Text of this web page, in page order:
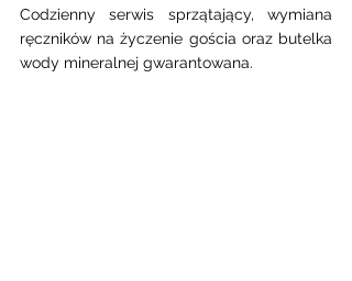
Codzienny serwis sprzątający, wymiana
ręczników na życzenie gościa oraz butelka
wody mineralnej gwarantowana.